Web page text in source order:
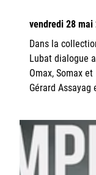
vendredi 28 mai
Dans la
Lubat dialogue
Omax, Somax
Gérard